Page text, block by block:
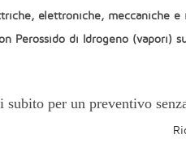
elettroniche, meccaniche
Perossido di Idrogeno (vapori)
subito per un preventivo